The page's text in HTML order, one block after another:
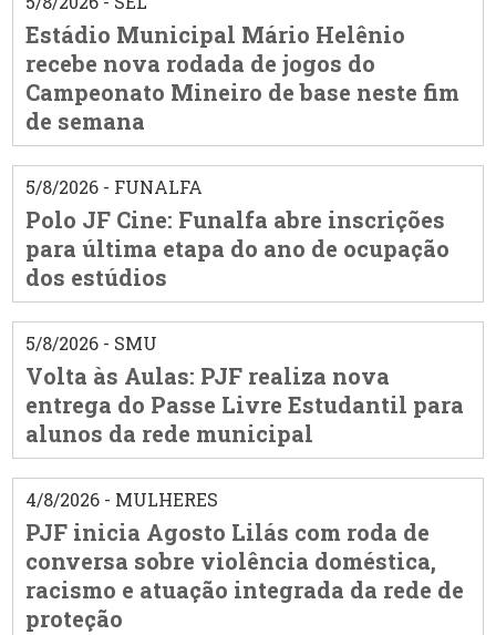
Estádio Municipal Mário Helênio
recebe nova rodada de jogos do
Campeonato Mineiro de base neste fim
de semana
5/8/2026 - FUNALFA
Polo JF Cine: Funalfa abre inscrições
para última etapa do ano de ocupação
dos estúdios
5/8/2026 - SMU
Volta às Aulas: PJF realiza nova
entrega do Passe Livre Estudantil para
alunos da rede municipal
4/8/2026 - MULHERES
PJF inicia Agosto Lilás com roda de
conversa sobre violência doméstica,
racismo e atuação integrada da rede de
proteção